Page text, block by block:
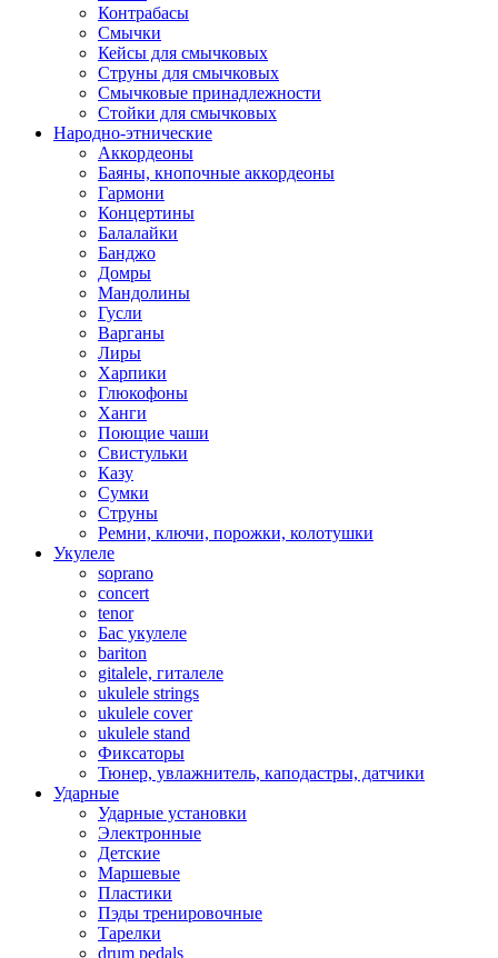
Контрабасы
Смычки
Кейсы для смычковых
Струны для смычковых
Смычковые принадлежности
Стойки для смычковых
Народно-этнические
Аккордеоны
Баяны, кнопочные аккордеоны
Гармони
Концертины
Балалайки
Банджо
Домры
Мандолины
Гусли
Варганы
Лиры
Харпики
Глюкофоны
Ханги
Поющие чаши
Свистульки
Казу
Сумки
Струны
Ремни, ключи, порожки, колотушки
Укулеле
soprano
concert
tenor
Бас укулеле
bariton
gitalele, гиталеле
ukulele strings
ukulele cover
ukulele stand
Фиксаторы
Тюнер, увлажнитель, каподастры, датчики
Ударные
Ударные установки
Электронные
Детские
Маршевые
Пластики
Пэды тренировочные
Тарелки
drum pedals